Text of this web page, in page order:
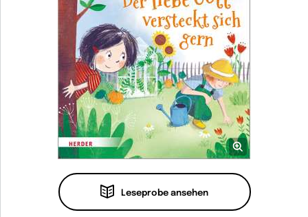
Leseprobe ansehen